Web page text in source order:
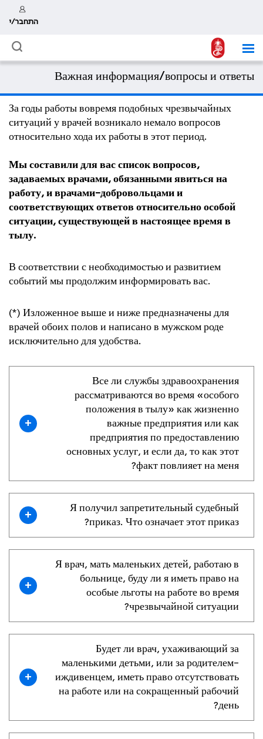
התחבר/י
Важная информация/вопросы и ответы
За годы работы вовремя подобных чрезвычайных
ситуаций у врачей возникало немало вопросов
относительно хода их работы в этот период.
Мы составили для вас список вопросов,
задаваемых врачами, обязанными явиться на
работу, и врачами-добровольцами и
соответствующих ответов относительно особой
ситуации, существующей в настоящее время в
тылу.
В соответствии с необходимостью и развитием
событий мы продолжим информировать вас.
(*) Изложенное выше и ниже предназначены для
врачей обоих полов и написано в мужском роде
исключительно для удобства.
Все ли службы здравоохранения
рассматриваются во время «особого
положения в тылу» как жизненно
важные предприятия или как
предприятия по предоставлению
основных услуг, и если да, то как этот
факт повлияет на меня?
+
Я получил запретительный судебный
приказ. Что означает этот приказ?
+
Я врач, мать маленьких детей, работаю в
больнице, буду ли я иметь право на
особые льготы на работе во время
чрезвычайной ситуации?
+
Будет ли врач, ухаживающий за
маленькими детьми, или за родителем-
иждивенцем, иметь право отсутствовать
на работе или на сокращенный рабочий
день?
+